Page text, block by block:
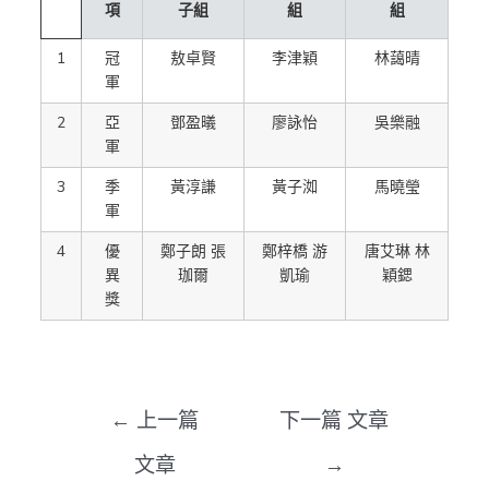
項
子組
組
組
1
冠
軍
敖卓賢 李津穎 林藹晴
2
亞
軍
鄧盈㬢 廖詠怡 吳樂融
3
季
軍
黃淳謙 黃子洳 馬曉瑩
4
優
異
獎
鄭子朗 張
珈爾
鄭梓橋 游
凱瑜
唐艾琳 林
穎鍶
← 上一篇
文章
下一篇 文章
→